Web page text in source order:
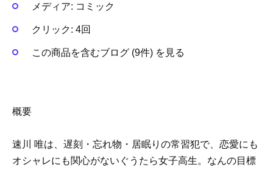
メディア: コミック
クリック: 4回
この商品を含むブログ (9件) を見る
概要
速川 唯は、遅刻・忘れ物・居眠りの常習犯で、恋愛にも
オシャレにも関心がないぐうたら女子高生。なんの目標